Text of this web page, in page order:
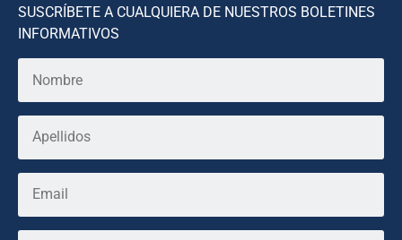
SUSCRÍBETE A CUALQUIERA DE NUESTROS BOLETINES
INFORMATIVOS